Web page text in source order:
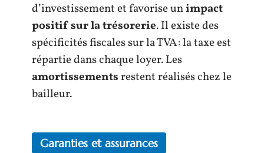
d’investissement et favorise unimpact
positif sur la trésorerie. Il existe des
spécificités fiscales sur la TVA : la taxe est
répartie dans chaque loyer. Les
amortissementsrestent réalisés chez le
bailleur.
Garanties et assurances